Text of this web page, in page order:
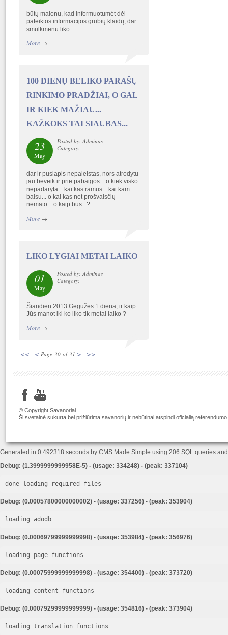
būtų malonu, kad informuotumėt dėl
pateiktos informacijos grubių klaidų, dar
smulkmenu liko...
More→
100 DIENŲ BELIKO PARAŠŲ
RINKIMO PRADŽIAI, O GAL
IR KIEK MAŽIAU...
KAŽKOKS TAI SIAUBAS...
23
May
Posted by: Adminas
Category:
dar ir puslapis nepaleistas, nors atrodytų
jau beveik ir prie pabaigos... o kiek visko
nepadaryta... kai kas ramus... kai kam
baisu... o kai kas net prošvaisčių
nemato... o kaip bus...?
More→
LIKO LYGIAI METAI LAIKO
01
May
Posted by: Adminas
Category:
Šiandien 2013 Gegužės 1 diena, ir kaip
Jūs manot iki ko liko tik metai laiko ?
More→
<< < Page 30 of 31 > >>
© Copyright Savanoriai
Ši svetainė sukurta bei prižiūrima savanorių ir nebūtinai atspindi oficialią
Generated in 0.492318 seconds by CMS Made Simple using 206 SQL queries
Debug: (1.3999999999958E-5) - (usage: 334248) - (peak: 337104)
done loading required files
Debug: (0.00057800000000002) - (usage: 337256) - (peak: 353904)
loading adodb
Debug: (0.00069799999999998) - (usage: 353984) - (peak: 356976)
loading page functions
Debug: (0.00075999999999998) - (usage: 354400) - (peak: 373720)
loading content functions
Debug: (0.00079299999999999) - (usage: 354816) - (peak: 373904)
loading translation functions